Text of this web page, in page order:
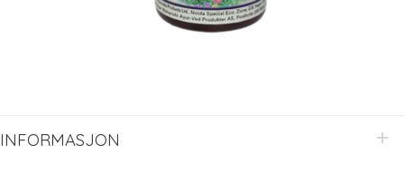
INFORMASJON